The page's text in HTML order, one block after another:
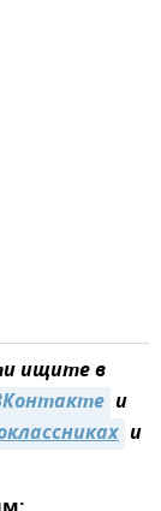
ищите в
и
и